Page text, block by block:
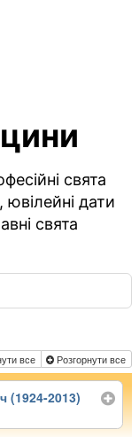
свята
ювілейні дати
свята
все Розгорнути все
(1924-2013)